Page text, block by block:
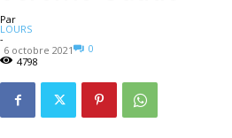
Par
LOURS
-
6 octobre 2021
0
4798